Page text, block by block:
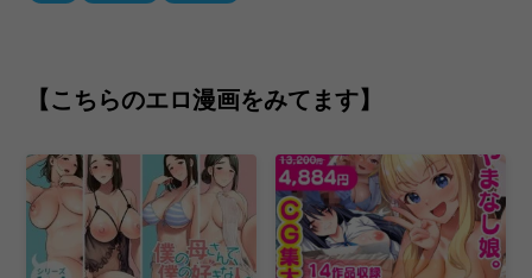
【こちらのエロ漫画をみてます】